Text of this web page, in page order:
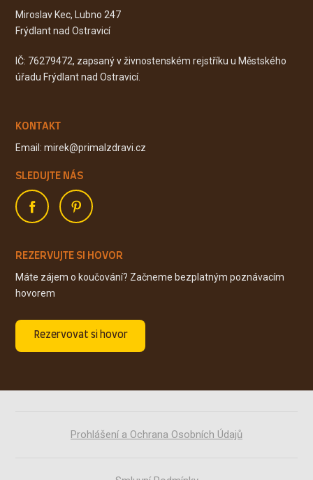
Miroslav Kec, Lubno 247
Frýdlant nad Ostravicí
IČ: 76279472, zapsaný v živnostenském rejstříku u Městského
úřadu Frýdlant nad Ostravicí.
KONTAKT
Email: mirek@primalzdravi.cz
SLEDUJTE NÁS
REZERVUJTE SI HOVOR
Máte zájem o koučování? Začneme bezplatným poznávacím
hovorem
Rezervovat si hovor
Prohlášení a Ochrana Osobních Údajů